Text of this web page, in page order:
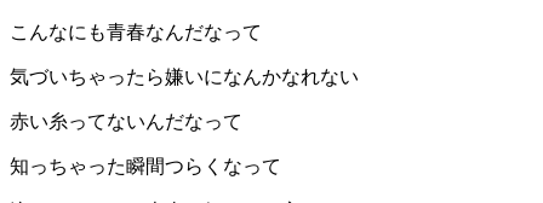
こんなにも青春なんだなって
気づいちゃったら嫌いになんかなれない
赤い糸ってないんだなって
知っちゃった瞬間つらくなって